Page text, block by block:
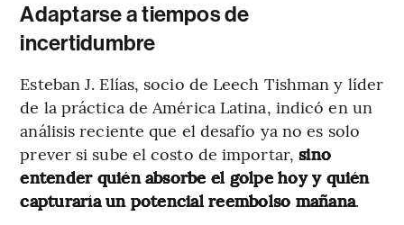
Adaptarse a tiempos de
incertidumbre
Esteban J. Elías, socio de Leech Tishman y líder
de la práctica de América Latina, indicó en un
análisis reciente que el desafío ya no es solo
prever si sube el costo de importar,sino
entender quién absorbe el golpe hoy y quién
capturaría un potencial reembolso mañana.